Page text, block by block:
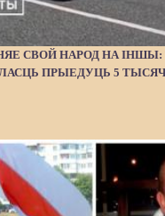
СВОЙ НАРОД НА ІНШЫ:
ПРЫЕДУЦЬ 5